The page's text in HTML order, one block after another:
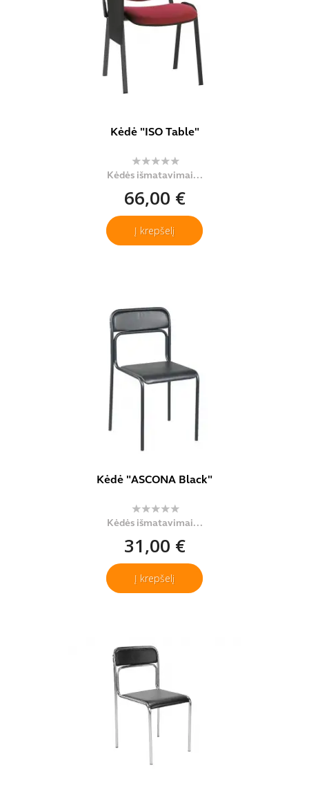
Kėdė "ISO Table"
Kėdės išmatavimai...
66,00 €
Į krepšelį
Kėdė "ASCONA Black"
Kėdės išmatavimai...
31,00 €
Į krepšelį